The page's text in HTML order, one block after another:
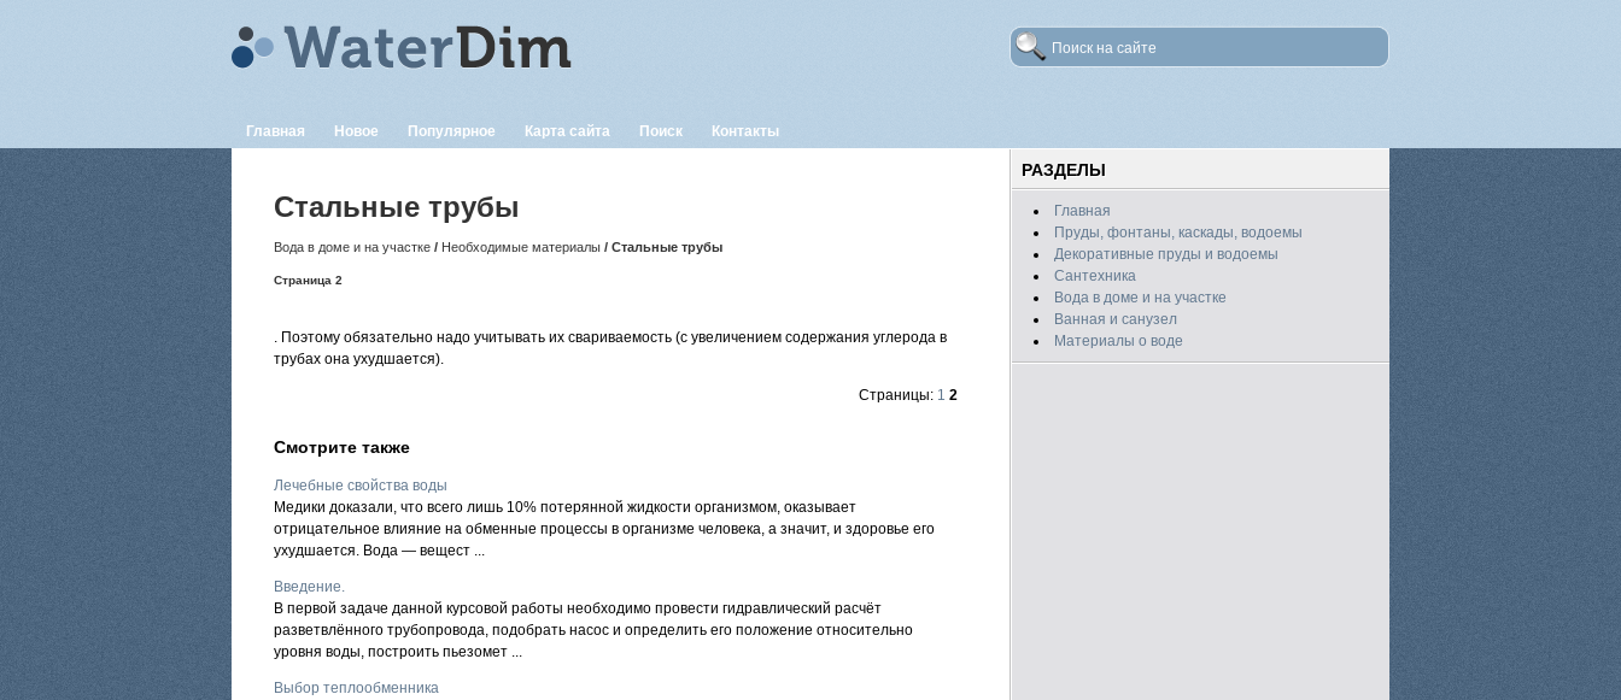
Главная Новое Популярное Карта сайта Поиск Контакты
Стальные трубы
Вода в доме и на участке / Необходимые материалы / Стальные трубы
Страница 2
. Поэтому обязательно надо учитывать их свариваемость (с увеличением содержания углерода в
трубах она ухудшается).
Страницы: 1 2
Смотрите также
Лечебные свойства воды
Медики доказали, что всего лишь 10% потерянной жидкости организмом, оказывает
отрицательное влияние на обменные процессы в организме человека, а значит, и здоровье его
ухудшается. Вода — вещест ...
Введение.
В первой задаче данной курсовой работы необходимо провести гидравлический расчёт
разветвлённого трубопровода, подобрать насос и определить его положение относительно
уровня воды, построить пьезомет ...
Выбор теплообменника
РАЗДЕЛЫ
Главная
Пруды, фонтаны, каскады, водоемы
Декоративные пруды и водоемы
Сантехника
Вода в доме и на участке
Ванная и санузел
Материалы о воде